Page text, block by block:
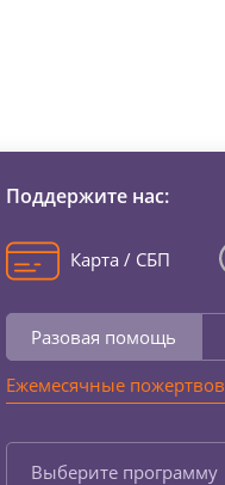
Поддержите нас:
Карта / СБП
Разовая помощь
Ежемесячные
Выберите программу